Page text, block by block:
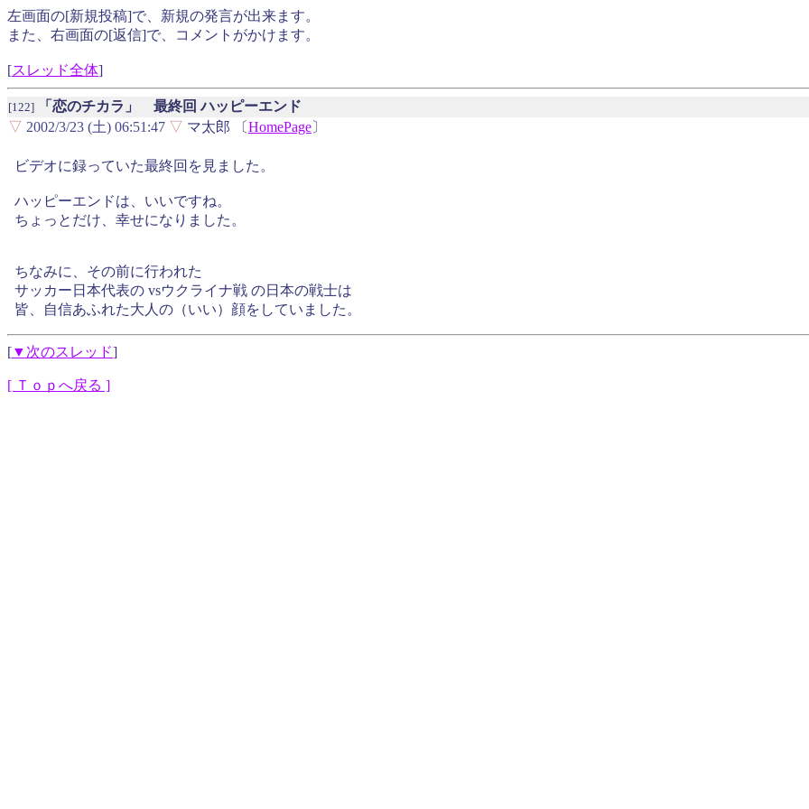
左画面の[新規投稿]で、新規の発言が出来ます。
また、右画面の[返信]で、コメントがかけます。
[スレッド全体]
[122]
「恋のチカラ」 最終回 ハッピーエンド
▽ 2002/3/23 (土) 06:51:47 ▽ マ太郎 〔HomePage〕
ビデオに録っていた最終回を見ました。
ハッピーエンドは、いいですね。
ちょっとだけ、幸せになりました。
ちなみに、その前に行われた
サッカー日本代表の vsウクライナ戦 の日本の戦士は
皆、自信あふれた大人の（いい）顔をしていました。
[▼次のスレッド]
[ Ｔｏｐへ戻る ]